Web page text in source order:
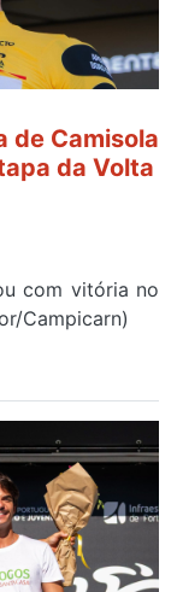
de Camisola
da Volta
com vitória no
Campicarn)